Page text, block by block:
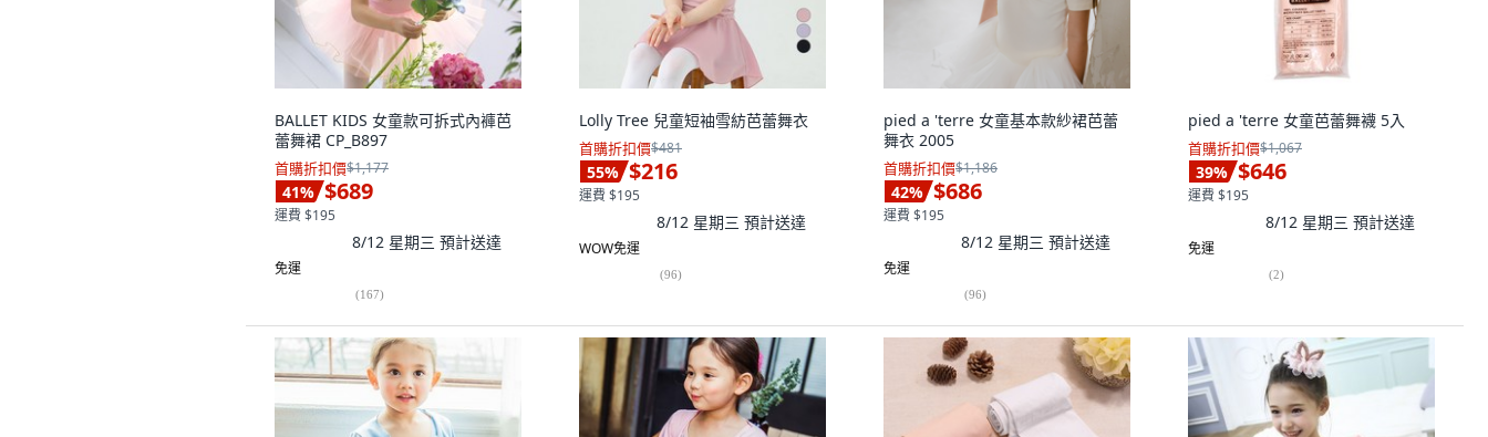
BALLET KIDS 女童款可拆式內褲芭
蕾舞裙 CP_B897
首購折扣價$1,177
41% $689
運費 $195
8/12 星期三 預計送達
免運
(167)
Lolly Tree 兒童短袖雪紡芭蕾舞衣
首購折扣價$481
55% $216
運費 $195
8/12 星期三 預計送達
WOW免運
(96)
pied a 'terre 女童基本款紗裙芭蕾
舞衣 2005
首購折扣價$1,186
42% $686
運費 $195
8/12 星期三 預計送達
免運
(96)
pied a 'terre 女童芭蕾舞襪 5入
首購折扣價$1,067
39% $646
運費 $195
8/12 星期三 預計送達
免運
(2)